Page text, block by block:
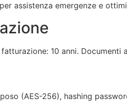
assistenza emergenze e
10 anni. Documenti
(AES-256), hashing